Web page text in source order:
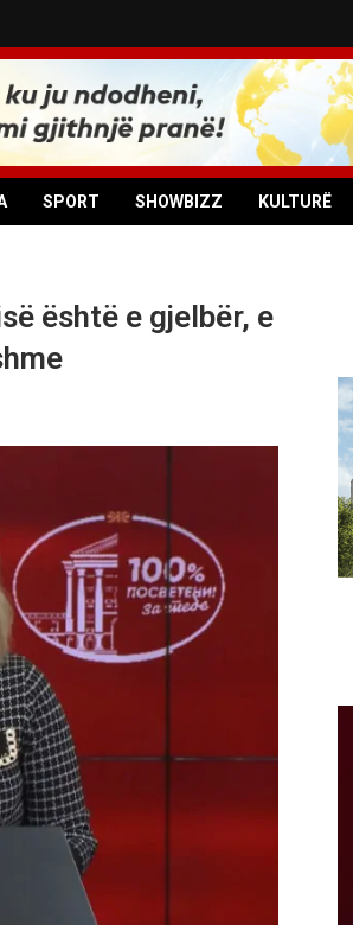
SPORT SHOWBIZZ KULTURË
është e gjelbër, e